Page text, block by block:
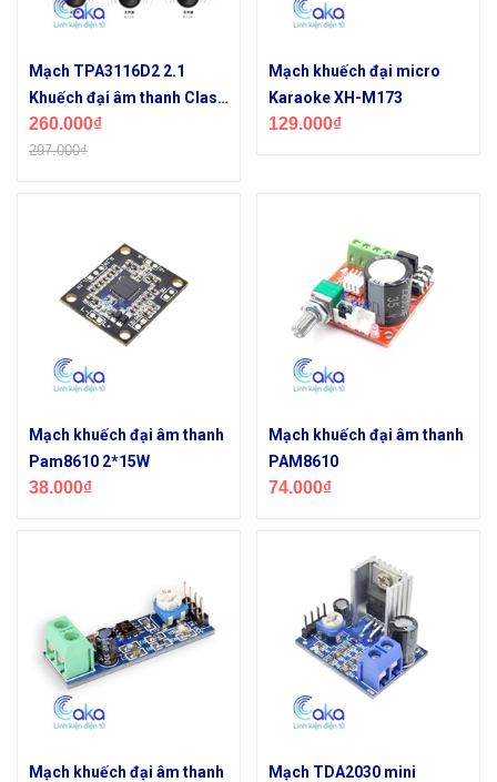
Mạch TPA3116D2 2.1
Khuếch đại âm thanh Class
D 2*50W +100W
260.000₫
297.000₫
Mạch khuếch đại micro
Karaoke XH-M173
129.000₫
Mạch khuếch đại âm thanh
Pam8610 2*15W
38.000₫
Mạch khuếch đại âm thanh
PAM8610
74.000₫
Mạch khuếch đại âm thanh
Mạch TDA2030 mini